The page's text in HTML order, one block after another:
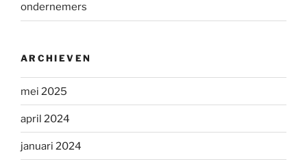
ondernemers
ARCHIEVEN
mei 2025
april 2024
januari 2024